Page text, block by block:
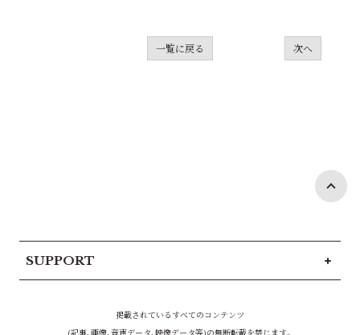
一覧に戻る 次へ
SUPPORT
掲載されているすべてのコンテンツ
(記事、画像、音声データ、映像データ等)の無断転載を禁じます。